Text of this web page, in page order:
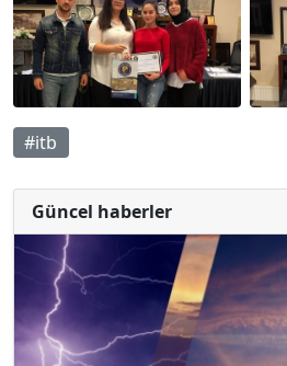
#itb
Güncel haberler